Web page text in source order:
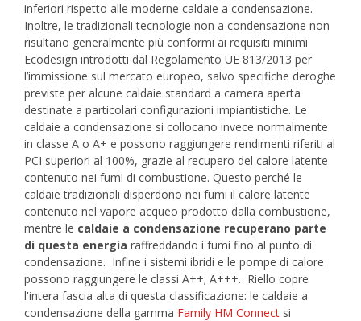
inferiori rispetto alle moderne caldaie a condensazione.
Inoltre, le tradizionali tecnologie non a condensazione non
risultano generalmente più conformi ai requisiti minimi
Ecodesign introdotti dal Regolamento UE 813/2013 per
l’immissione sul mercato europeo, salvo specifiche deroghe
previste per alcune caldaie standard a camera aperta
destinate a particolari configurazioni impiantistiche. Le
caldaie a condensazione si collocano invece normalmente
in classe A o A+ e possono raggiungere rendimenti riferiti al
PCI superiori al 100%, grazie al recupero del calore latente
contenuto nei fumi di combustione. Questo perché le
caldaie tradizionali disperdono nei fumi il calore latente
contenuto nel vapore acqueo prodotto dalla combustione,
mentre le caldaie a condensazione recuperano parte
di questa energia raffreddando i fumi fino al punto di
condensazione. Infine i sistemi ibridi e le pompe di calore
possono raggiungere le classi A++; A+++. Riello copre
l'intera fascia alta di questa classificazione: le caldaie a
condensazione della gamma Family HM Connect si